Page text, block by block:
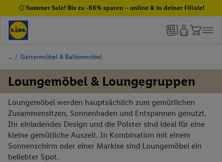
Summer Sale! Bis zu -66% sparen – online & in deiner Filiale!
/ Gartenmöbel & Balkonmöbel
Loungemöbel & Loungegruppen
Loungemöbel werden hauptsächlich zum gemütlichen
Zusammensitzen, Sonnenbaden und Entspannen genutzt.
Ihr einladendes Design und die Polster sind ideal für eine
kleine gemütliche Auszeit. In Kombination mit einem
Sonnenschirm oder einer Markise sind Loungemöbel ein
beliebter Spot.